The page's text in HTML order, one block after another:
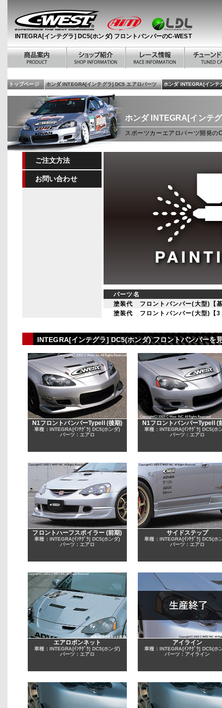
INTEGRA[インテグラ] DC5(ホンダ) フロントバンパーのC-WEST
トップページ ホンダ INTEGRA[インテグラ] DC5 エアロパーツ ホンダ INTEGRA[イン
ホンダ INTEGRA[インテ
スポーツカーエアロパーツ開発
ご注文方法
お問い合わせ
パーツ名
塗装代 フロントバンパー(大型)【
塗装代 フロントバンパー(大型)【3
INTEGRA[インテグラ] DC5(ホンダ) フロントバンパーを
N1フロントバンパーTypeII (後期)
車種：INTEGRA[ｲﾝﾃｸﾞﾗ] DC5(ホンダ)
パーツ：エアロ
N1フロントバンパーTypeII (
車種：INTEGRA[ｲﾝﾃｸﾞﾗ] DC5(ホ
パーツ：エアロ
フロントハーフスポイラー (前期)
車種：INTEGRA[ｲﾝﾃｸﾞﾗ] DC5(ホンダ)
パーツ：エアロ
サイドステップ
車種：INTEGRA[ｲﾝﾃｸﾞﾗ] DC5(ホ
パーツ：エアロ
エアロボンネット
車種：INTEGRA[ｲﾝﾃｸﾞﾗ] DC5(ホンダ)
パーツ：エアロ
アイライン
車種：INTEGRA[ｲﾝﾃｸﾞﾗ] DC5(ホ
パーツ：アイライン